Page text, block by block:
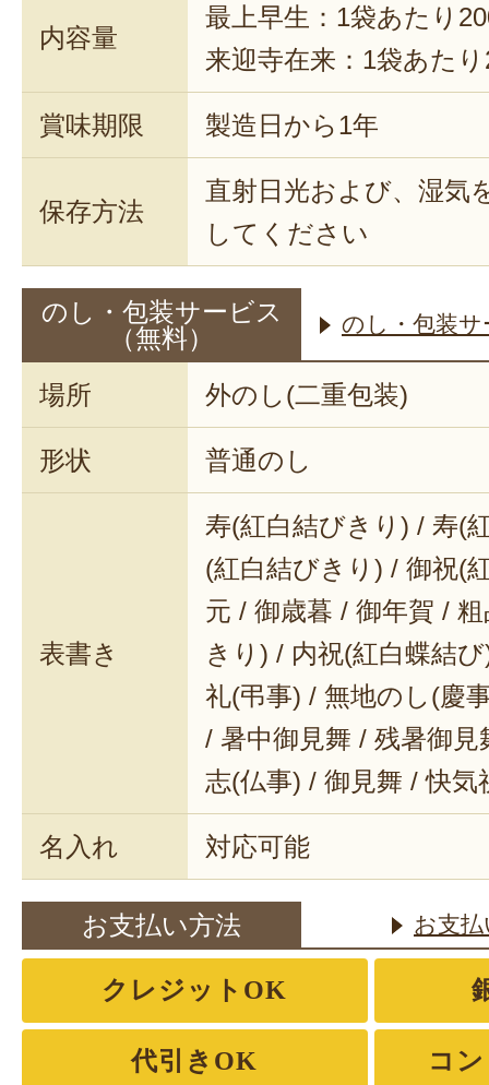
内容量
最上早生：1袋あたり
来迎寺在来：1袋あた
賞味期限 製造日から1年
保存方法
直射日光および、湿気
してください
のし・包装サービス
（無料）
のし・包装
場所 外のし(二重包装)
形状 普通のし
表書き
寿(紅白結びきり) / 寿(
(紅白結びきり) / 御祝(
元 / 御歳暮 / 御年賀 /
きり) / 内祝(紅白蝶結
礼(弔事) / 無地のし(慶
/ 暑中御見舞 / 残暑御
志(仏事) / 御見舞 / 快気
名入れ 対応可能
お支払い方法 お支
クレジットOK
代引きOK コ